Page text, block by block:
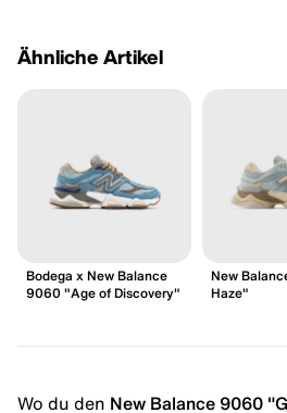
Ähnliche Artikel
Bodega x New Balance
9060 "Age of Discovery"
New
Haze"
Wo du den New Balance 9060